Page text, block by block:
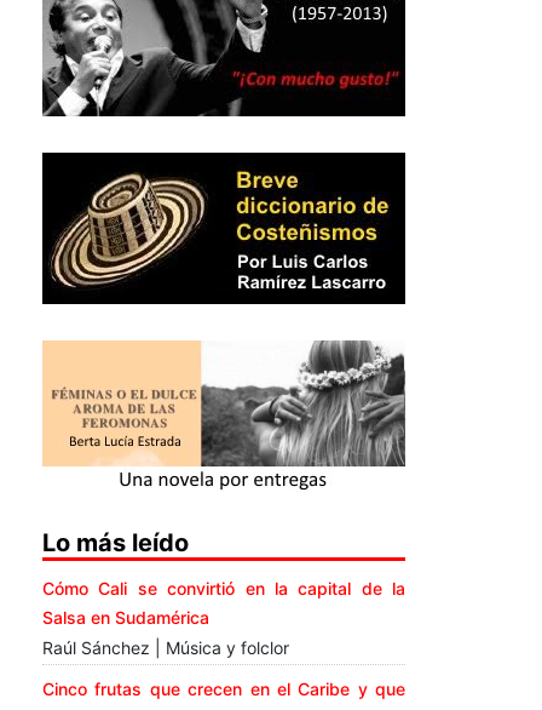
Lo más leído
Cómo Cali se convirtió en la capital de la
Salsa en Sudamérica
Raúl Sánchez | Música y folclor
Cinco frutas que crecen en el Caribe y que